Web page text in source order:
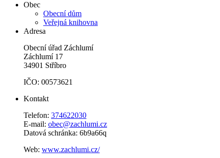
Obec
Obecní dům
Veřejná knihovna
Adresa
Obecní úřad Záchlumí
Záchlumí 17
34901 Stříbro
IČO: 00573621
Kontakt
Telefon: 374622030
E-mail: obec@zachlumi.cz
Datová schránka: 6b9a66q
Web: www.zachlumi.cz/